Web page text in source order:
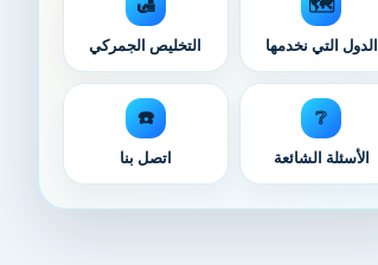
الدول التي نخدمها التخليص الجمركي
❔
الأسئلة الشائعة
☎️
اتصل بنا